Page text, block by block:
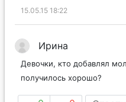
15.05.15 18:22
Ирина
Девочки, кто добавлял
получилось хорошо?